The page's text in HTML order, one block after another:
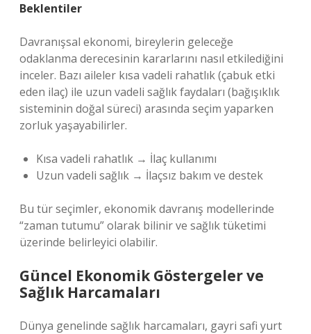
Beklentiler
Davranışsal ekonomi, bireylerin geleceğe
odaklanma derecesinin kararlarını nasıl etkilediğini
inceler. Bazı aileler kısa vadeli rahatlık (çabuk etki
eden ilaç) ile uzun vadeli sağlık faydaları (bağışıklık
sisteminin doğal süreci) arasında seçim yaparken
zorluk yaşayabilirler.
Kısa vadeli rahatlık → İlaç kullanımı
Uzun vadeli sağlık → İlaçsız bakım ve destek
Bu tür seçimler, ekonomik davranış modellerinde
“zaman tutumu” olarak bilinir ve sağlık tüketimi
üzerinde belirleyici olabilir.
Güncel Ekonomik Göstergeler ve
Sağlık Harcamaları
Dünya genelinde sağlık harcamaları, gayri safi yurt